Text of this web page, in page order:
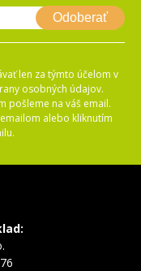
Odoberať
len za týmto účelom v
osobných údajov.
pošleme na váš email.
alebo kliknutím